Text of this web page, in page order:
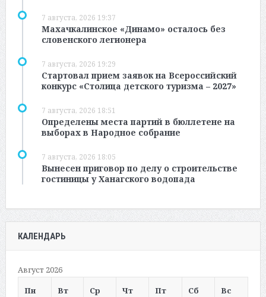
7 августа, 2026 19:37
Махачкалинское «Динамо» осталось без
словенского легионера
7 августа, 2026 19:29
Стартовал прием заявок на Всероссийский
конкурс «Столица детского туризма – 2027»
7 августа, 2026 18:51
Определены места партий в бюллетене на
выборах в Народное собрание
7 августа, 2026 18:05
Вынесен приговор по делу о строительстве
гостиницы у Ханагского водопада
КАЛЕНДАРЬ
Август 2026
Пн
Вт Ср Чт Пт Сб Вс